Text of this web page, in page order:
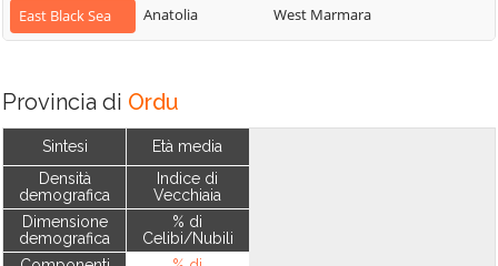
East Black Sea
Anatolia
West Marmara
Provincia di Ordu
Sintesi
Densità
demografica
Dimensione
demografica
Età media
Indice di
Vecchiaia
% di
Celibi/Nubili